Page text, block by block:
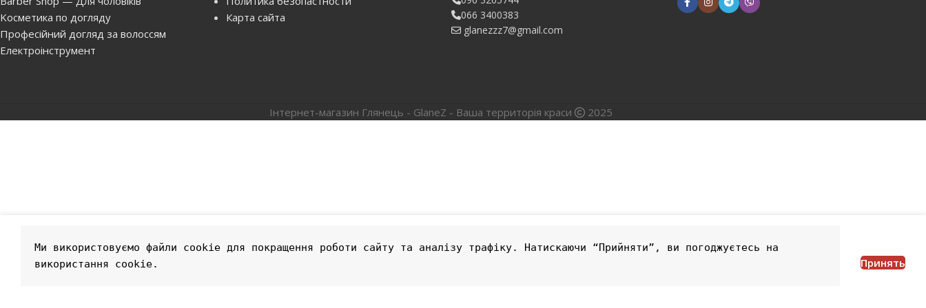
Kосметика по догляду
Професійний догляд за волоссям
Електроінструмент
Карта сайта
066 3400383
glanezzz7@gmail.com
Інтернет-магазин Глянець - GlaneZ - Ваша территорія краси 2025
Ми використовуємо файли cookie для покращення роботи сайту та аналізу трафіку. Натискаючи “Прийняти”, ви погоджуєтесь на
використання cookie.
Принять